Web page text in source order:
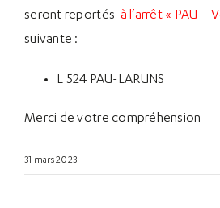
seront reportés à l’arrêt « PAU –
suivante :
L 524 PAU-LARUNS
Merci de votre compréhension
31 mars 2023